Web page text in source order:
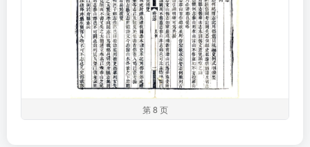
第 8 页